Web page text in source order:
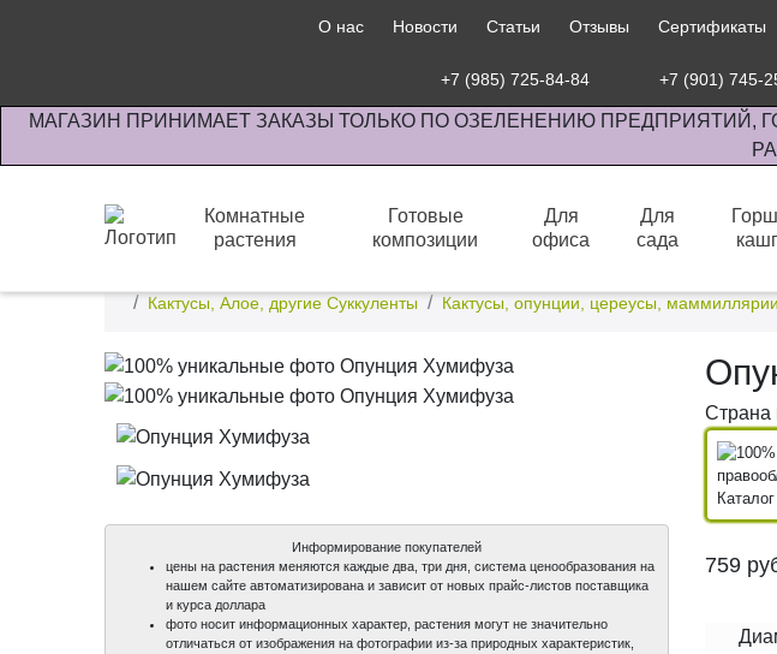
О нас Новости Статьи Отзывы Сертификаты
+7 (985) 725-84-84 +7 (901) 745-
МАГАЗИН ПРИНИМАЕТ ЗАКАЗЫ ТОЛЬКО ПО ОЗЕЛЕНЕНИЮ ПРЕДПРИЯТИЙ,
Комнатные
растения
Готовые
композиции
Для
офиса
Для
сада
Кактусы, Алое, другие Суккуленты
Кактусы, опунции, цереусы,
Информирование покупателей
цены на растения меняются каждые два, три дня, система ценообразования на
нашем сайте автоматизирована и зависит от новых прайс-листов поставщика
и курса доллара
фото носит информационных характер, растения могут не значительно
отличаться от изображения на фотографии из-за природных характеристик,
Страна
759